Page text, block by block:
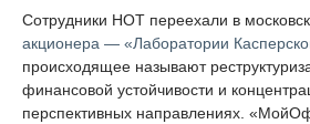
Сотрудники НОТ переехали в
акционера — «Лаборатории
происходящее называют
финансовой устойчивости и
перспективных направлениях.